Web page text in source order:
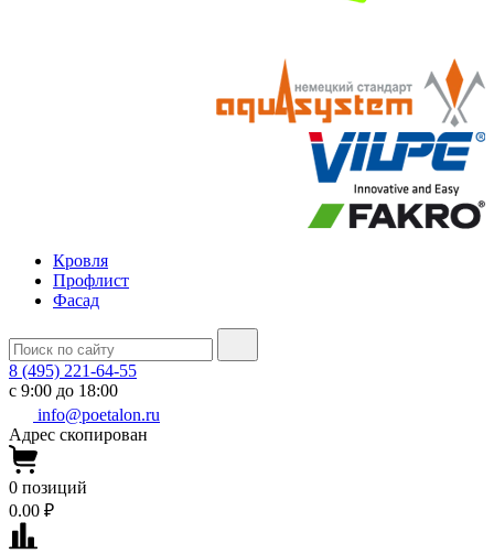
Кровля
Профлист
Фасад
8 (495) 221-64-55
с 9:00 до 18:00
info@poetalon.ru
Адрес скопирован
0 позиций
0.00 ₽